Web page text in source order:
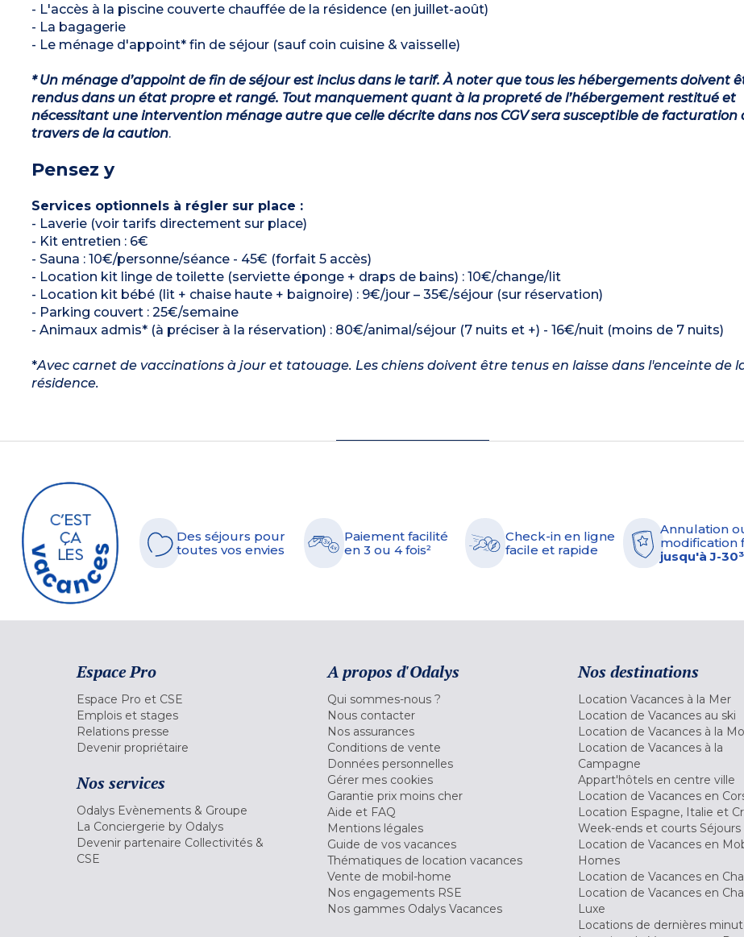
- L'accès à la piscine couverte chauffée de la résidence (en juillet-août)
- La bagagerie
- Le ménage d'appoint* fin de séjour (sauf coin cuisine & vaisselle)
* Un ménage d’appoint de fin de séjour est inclus dans le tarif. À noter que tous les hébergements doivent
rendus dans un état propre et rangé. Tout manquement quant à la propreté de l’hébergement restitué et
nécessitant une intervention ménage autre que celle décrite dans nos CGV sera susceptible de facturation
travers de la caution.
Pensez y
Services optionnels à régler sur place :
- Laverie (voir tarifs directement sur place)
- Kit entretien : 6€
- Sauna : 10€/personne/séance - 45€ (forfait 5 accès)
- Location kit linge de toilette (serviette éponge + draps de bains) : 10€/change/lit
- Location kit bébé (lit + chaise haute + baignoire) : 9€/jour – 35€/séjour (sur réservation)
- Parking couvert : 25€/semaine
- Animaux admis* (à préciser à la réservation) : 80€/animal/séjour (7 nuits et +) - 16€/nuit (moins de 7 nuits)
*Avec carnet de vaccinations à jour et tatouage. Les chiens doivent être tenus en laisse dans l'enceinte de
résidence.
Des séjours pour
toutes vos envies
Paiement facilité
en 3 ou 4 fois²
Check-in en ligne
facile et rapide
Annulation
modification
jusqu'à J-30³
Espace Pro
Espace Pro et CSE
Emplois et stages
Relations presse
Devenir propriétaire
Nos services
Odalys Evènements & Groupe
La Conciergerie by Odalys
Devenir partenaire Collectivités &
CSE
A propos d'Odalys
Qui sommes-nous ?
Nous contacter
Nos assurances
Conditions de vente
Données personnelles
Gérer mes cookies
Garantie prix moins cher
Aide et FAQ
Mentions légales
Guide de vos vacances
Thématiques de location vacances
Vente de mobil-home
Nos engagements RSE
Nos gammes Odalys Vacances
Nos destinations
Location Vacances à la Mer
Location de Vacances au ski
Location de Vacances à la
Location de Vacances à la
Campagne
Appart'hôtels en centre ville
Location de Vacances en
Location Espagne, Italie et
Week-ends et courts Séjours
Location de Vacances en
Homes
Location de Vacances en
Location de Vacances en
Luxe
Locations de dernières